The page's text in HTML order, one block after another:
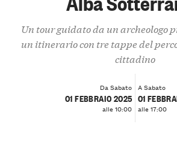
Un tour guidato da un archeologo
un itinerario con tre tappe del
cittadino
Da Sabato
01 FEBBRAIO 2025
alle 10:00
A Sabato
01
alle 17:00